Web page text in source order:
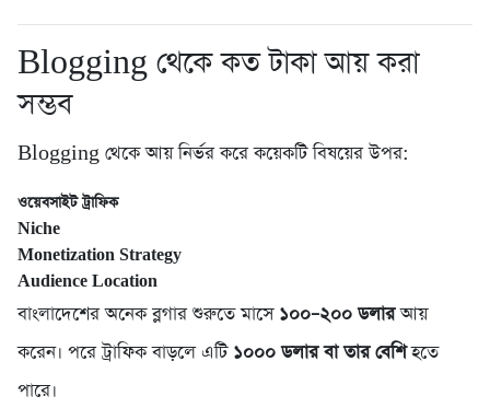
Blogging থেকে কত টাকা আয় করা
সম্ভব
Blogging থেকে আয় নির্ভর করে কয়েকটি বিষয়ের উপর:
ওয়েবসাইট ট্রাফিক
Niche
Monetization Strategy
Audience Location
বাংলাদেশের অনেক ব্লগার শুরুতে মাসে ১০০–২০০ ডলারআয়
করেন। পরে ট্রাফিক বাড়লে এটি ১০০০ ডলার বা তার বেশিহতে
পারে।